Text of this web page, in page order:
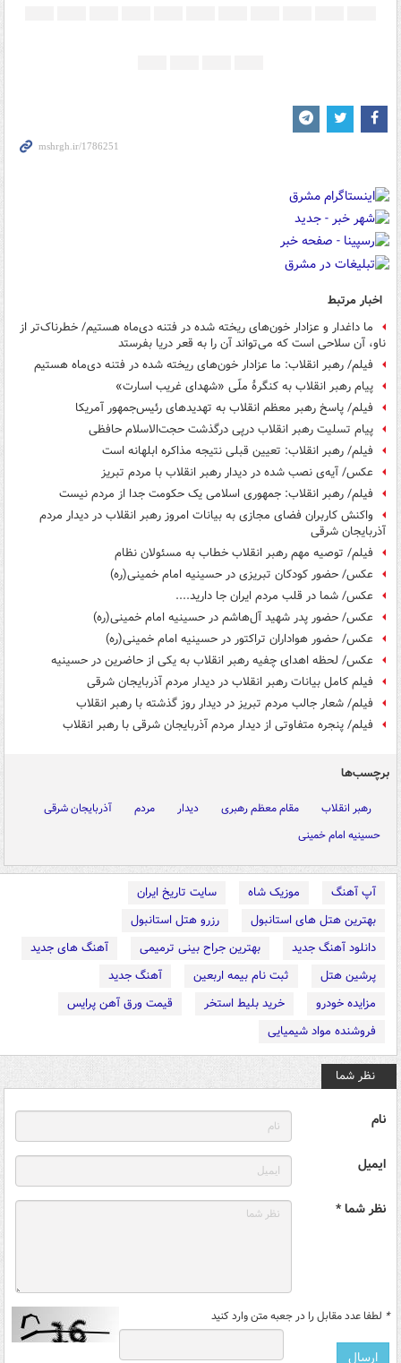
اخبار مرتبط
ما داغدار و عزادار خون‌های ریخته شده در فتنه دی‌ماه هستیم/ خطرناک‌تر از
ناو، آن سلاحی است که می‌تواند آن را به قعر دریا بفرستد
فیلم/ رهبر انقلاب: ما عزادار خون‌های ریخته شده در فتنه دی‌ماه هستیم
پیام رهبر انقلاب به کنگرۀ ملّی «شهدای غریب اسارت»
فیلم/ پاسخ رهبر معظم انقلاب به تهدیدهای رئیس‌جمهور آمریکا
پیام تسلیت رهبر انقلاب درپی درگذشت حجت‌الاسلام حافظی
فیلم/ رهبر انقلاب: تعیین قبلی نتیجه مذاکره ابلهانه است
عکس/ آیه‌ی نصب‌ شده در دیدار رهبر انقلاب با مردم تبریز
فیلم/ رهبر انقلاب: جمهوری اسلامی یک حکومت جدا از مردم نیست
واکنش کاربران فضای مجازی به بیانات امروز رهبر انقلاب در دیدار مردم
آذربایجان شرقی
فیلم/ توصیه مهم رهبر انقلاب خطاب به مسئولان نظام
عکس/ حضور کودکان تبریزی در حسینیه امام خمینی(ره)
عکس/ شما در قلب مردم ایران جا دارید....
عکس/ حضور پدر شهید آل‌هاشم در حسینیه امام خمینی(ره)
عکس/ حضور هواداران تراکتور در حسینیه امام خمینی(ره)
عکس/ لحظه اهدای چفیه رهبر انقلاب به یکی از حاضرین در حسینیه
فیلم کامل بیانات رهبر انقلاب در دیدار مردم آذربایجان شرقی
فیلم/ شعار جالب مردم تبریز در دیدار روز گذشته با رهبر انقلاب
فیلم/ پنجره متفاوتی از دیدار مردم آذربایجان شرقی با رهبر انقلاب
برچسب‌ها
رهبر انقلاب مقام معظم رهبری دیدار مردم
آذربایجان شرقی
حسینیه امام خمینی
آپ آهنگ موزیک شاه
سایت تاریخ ایران
بهترین هتل های استانبول
رزرو هتل استانبول
دانلود آهنگ جدید
بهترین جراح بینی ترمیمی
آهنگ های جدید
پرشین هتل
ثبت نام بیمه اربعین
آهنگ جدید
مزایده خودرو
خرید بلیط استخر
قیمت ورق آهن پرایس
فروشنده مواد شیمیایی
نظر شما
نام
ایمیل
نظر شما *
* لطفا عدد مقابل را در جعبه متن وارد کنید